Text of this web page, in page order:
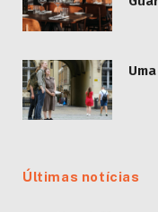
Últimas notícias